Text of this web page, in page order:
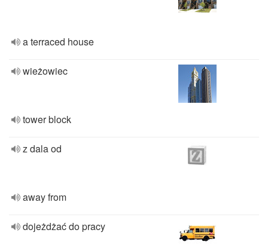
a terraced house
wieżowiec
tower block
z dala od
away from
dojeżdżać do pracy